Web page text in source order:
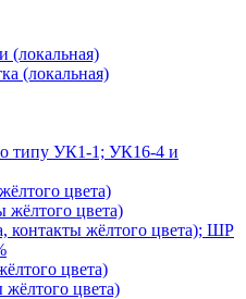
(локальная)
типу УК1-1; УК16-4 и
цвета)
цвета)
контакты жёлтого цвета); ШР
цвета)
цвета)